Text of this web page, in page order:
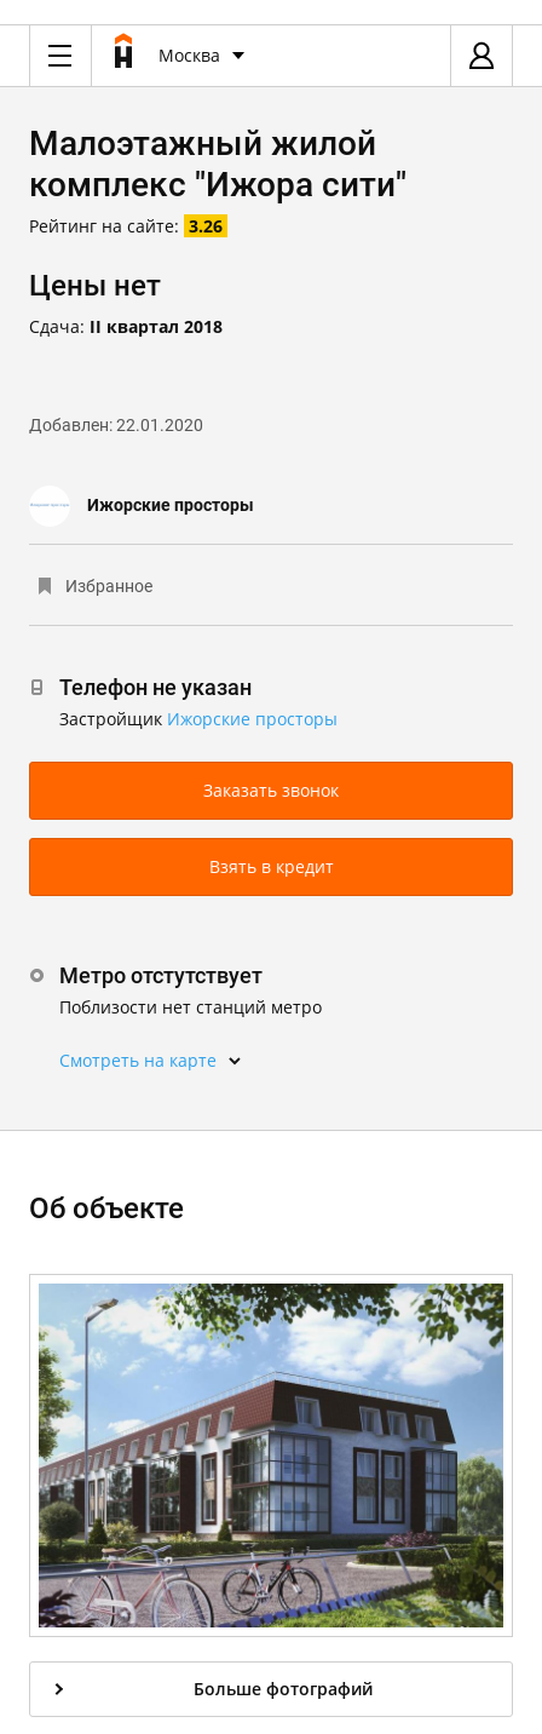
Москва
Малоэтажный жилой
комплекс "Ижора сити"
Рейтинг на сайте: 3.26
Цены нет
Сдача: II квартал 2018
Добавлен: 22.01.2020
Ижорские просторы
Избранное
Телефон не указан
Застройщик Ижорские просторы
Заказать звонок
Взять в кредит
Метро отстутствует
Поблизости нет станций метро
Смотреть на карте
Об объекте
Больше фотографий